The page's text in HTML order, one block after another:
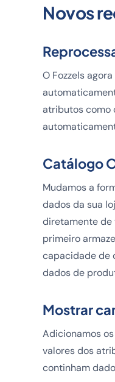
Novos
O Fozzels
atributos como
Catálogo
Mudamos a
dados da sua
diretamente de
primeiro
capacidade de
dados de
Mostrar
Adicionamos
valores dos
continham